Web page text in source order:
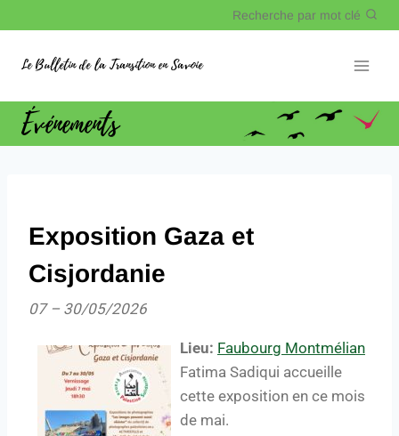
Recherche par mot clé
Le Bulletin de la Transition en Savoie
Événements
Exposition Gaza et
Cisjordanie
07– 30/05/2026
Lieu: Faubourg Montmélian
Fatima Sadiqui accueille
cette exposition en ce mois
de mai.